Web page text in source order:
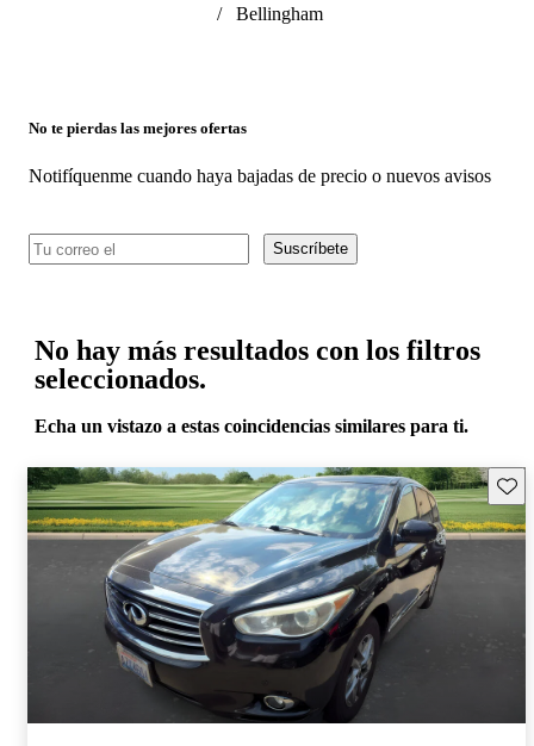
/
Bellingham
No te pierdas las mejores ofertas
Notifíquenme cuando haya bajadas de precio o nuevos avisos
Suscríbete
No hay más resultados con los filtros
seleccionados.
Echa un vistazo a estas coincidencias similares para ti.